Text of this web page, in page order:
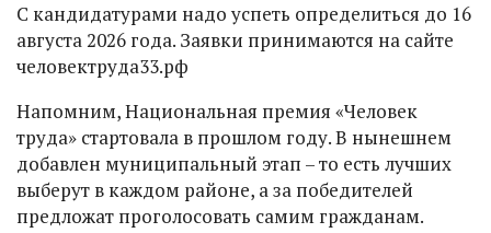
С кандидатурами надо успеть определиться до 16
августа 2026 года. Заявки принимаются на сайте
человектруда33.рф
Напомним, Национальная премия «Человек
труда» стартовала в прошлом году. В нынешнем
добавлен муниципальный этап – то есть лучших
выберут в каждом районе, а за победителей
предложат проголосовать самим гражданам.